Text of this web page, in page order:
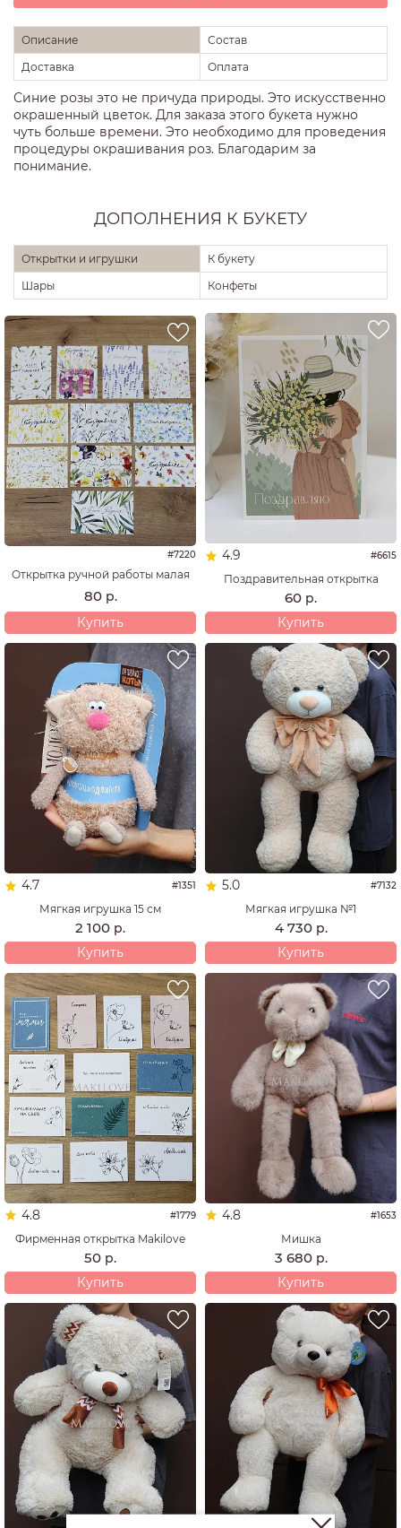
Описание
Состав
Доставка
Оплата
Синие розы это не причуда природы. Это искусственно
окрашенный цветок. Для заказа этого букета нужно
чуть больше времени. Это необходимо для проведения
процедуры окрашивания роз. Благодарим за
понимание.
ДОПОЛНЕНИЯ К БУКЕТУ
Открытки и игрушки
К букету
Шары
Конфеты
#7220
Открытка ручной работы малая
80 р.
Купить
4.9 #6615
Поздравительная открытка
60 р.
Купить
4.7 #1351
Мягкая игрушка 15 см
2 100 р.
Купить
5.0 #7132
Мягкая игрушка №1
4 730 р.
Купить
4.8 #1779
Фирменная открытка Makilove
50 р.
Купить
4.8 #1653
Мишка
3 680 р.
Купить